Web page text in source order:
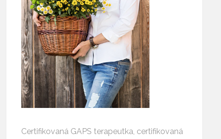
Certifikovaná GAPS terapeutka, certifikovaná